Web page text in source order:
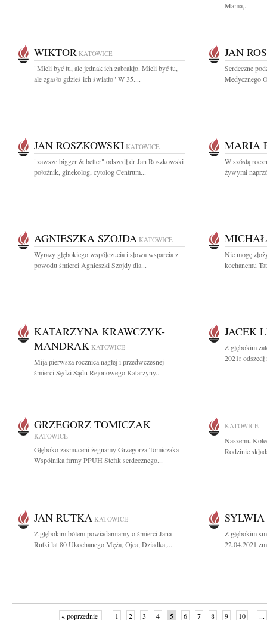
Mama,...
WIKTOR KATOWICE
"Mieli być tu, ale jednak ich zabrakło. Mieli być tu,
ale zgasło gdzieś ich światło" W 35....
JAN
Serdeczne
Medycznego
JAN ROSZKOWSKI KATOWICE
"zawsze bigger & better" odszedł dr Jan Roszkowski
położnik, ginekolog, cytolog Centrum...
MARIA
W szóstą
żywymi
AGNIESZKA SZOJDA KATOWICE
Wyrazy głębokiego współczucia i słowa wsparcia z
powodu śmierci Agnieszki Szojdy dla...
Nie mogę
kochanemu
KATARZYNA KRAWCZYK-
MANDRAK KATOWICE
Mija pierwsza rocznica nagłej i przedwczesnej
śmierci Sędzi Sądu Rejonowego Katarzyny...
JACEK
Z głębokim
2021r
GRZEGORZ TOMICZAK
KATOWICE
Głęboko zasmuceni żegnamy Grzegorza Tomiczaka
Wspólnika firmy PPUH Stefik serdecznego...
KATOWICE
Naszemu
Rodzinie
JAN RUTKA KATOWICE
Z głębokim bólem powiadamiamy o śmierci Jana
Rutki lat 80 Ukochanego Męża, Ojca, Dziadka,...
Z głębokim
22.04.2021
« poprzednie 1 2 3 4 5 6 7 8 9 10 ...